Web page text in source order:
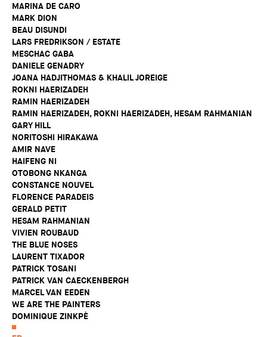
MARINA DE CARO
MARK DION
BEAU DISUNDI
LARS FREDRIKSON / ESTATE
MESCHAC GABA
DANIELE GENADRY
JOANA HADJITHOMAS & KHALIL JOREIGE
ROKNI HAERIZADEH
RAMIN HAERIZADEH
RAMIN HAERIZADEH, ROKNI HAERIZADEH, HESAM RAHMANIAN
GARY HILL
NORITOSHI HIRAKAWA
AMIR NAVE
HAIFENG NI
OTOBONG NKANGA
CONSTANCE NOUVEL
FLORENCE PARADEIS
GERALD PETIT
HESAM RAHMANIAN
VIVIEN ROUBAUD
THE BLUE NOSES
LAURENT TIXADOR
PATRICK TOSANI
PATRICK VAN CAECKENBERGH
MARCEL VAN EEDEN
WE ARE THE PAINTERS
DOMINIQUE ZINKPÈ